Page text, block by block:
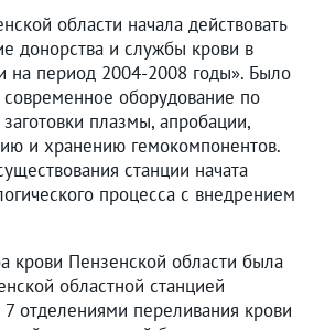
области начала действовать
донорства и службы крови в
на период 2004-2008 годы». Было
оборудование по
плазмы, апробации,
и хранению гемокомпонентов.
станции начата
процесса с внедрением
крови Пензенской области была
областной станцией
отделениями переливания крови